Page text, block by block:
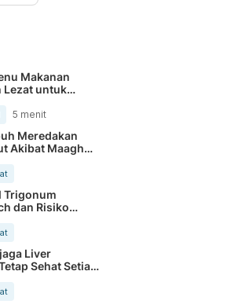
Makanan
Lezat untuk
Kolesterol
5 menit
Meredakan
Akibat Maagh
Trigonum
dan Risiko
Liver
Sehat Setiap